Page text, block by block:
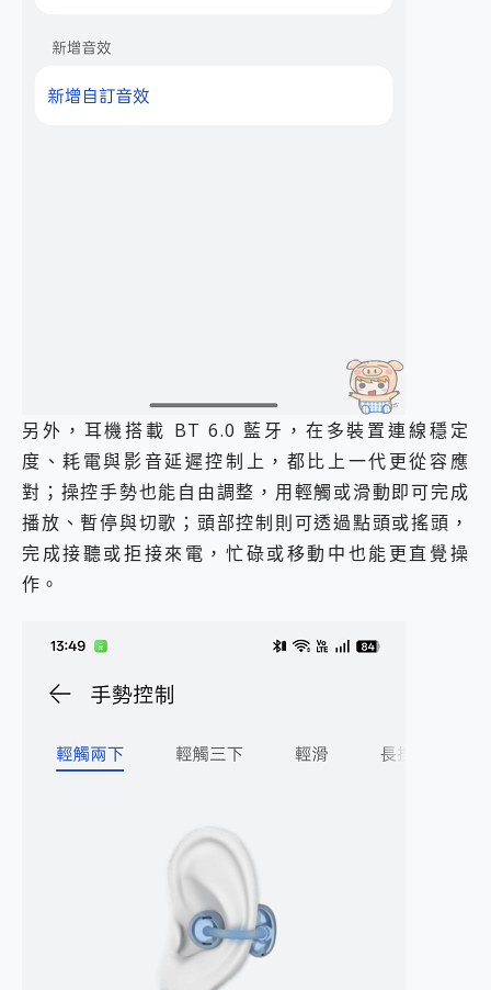
另外，耳機搭載 BT 6.0 藍牙，在多裝置連線穩定
度、耗電與影音延遲控制上，都比上一代更從容應
對；操控手勢也能自由調整，用輕觸或滑動即可完成
播放、暫停與切歌；頭部控制則可透過點頭或搖頭，
完成接聽或拒接來電，忙碌或移動中也能更直覺操
作。